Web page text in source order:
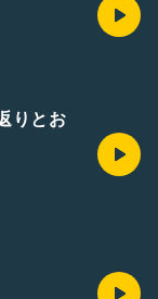
りとお